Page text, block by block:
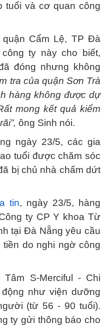
tuổi và cơ quan công
quận Cẩm Lệ, TP Đà
ty này cho biết,
đóng nhưng không
tra của quận Sơn Trà
hàng không được dự
mong kết quả kiểm
ông Sinh nói.
ngày 23/5, các gia
tuổi được chăm sóc
bị chủ nhà chấm dứt
tin, ngày 23/5, hàng
ty CP Y khoa Từ
tại Đà Nẵng yêu cầu
do nghi ngờ công
S-Merciful - Chi
như viện dưỡng
(từ 56 - 90 tuổi).
ty gửi thông báo cho